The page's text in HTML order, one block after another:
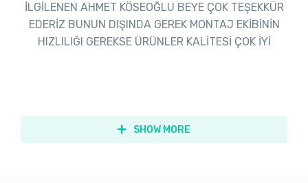
İLGİLENEN AHMET KÖSEOĞLU BEYE ÇOK TEŞEKKÜR
EDERİZ BUNUN DIŞINDA GEREK MONTAJ EKİBİNİN
HIZLILIĞI GEREKSE ÜRÜNLER KALİTESİ ÇOK İYİ
SHOW MORE